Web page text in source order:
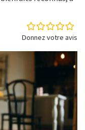
Donnez votre avis